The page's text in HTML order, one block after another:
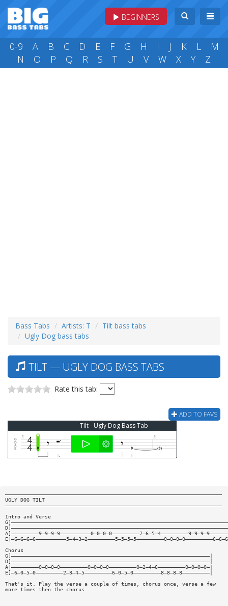
BEGINNERS
0-9 A B C D E F G H I J K L
M
N
O P Q R S T U V W X Y Z
Bass Tabs Artists: T
Tilt bass tabs
Ugly Dog bass tabs
TILT — UGLY DOG BASS TABS
Rate this tab:
ADD TO FAVS
Tilt - Ugly Dog Bass Tab
———————————————————————————————————————————————————————————————————————
UGLY DOG TILT
———————————————————————————————————————————————————————————————————————
Intro and Verse
Chorus
G]—————————————————————————————————————————————————————————————————|
D]—————————————————————————————————————————————————————————————————|
A]—————————0—0—0—0—————————0—0—0—0—————————0—2—4—6—————————0—0—0—0—|
E]—6—0—5—0—————————2—3—4—5—————————6—0—5—0—————————8—8—8—8—————————|
That's it. Play the verse a couple of times, chorus once, verse a few
more times then the chorus.